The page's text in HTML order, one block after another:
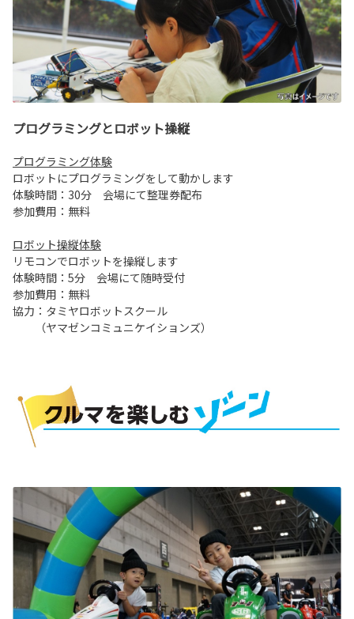
プログラミングとロボット操縦
プログラミング体験
ロボットにプログラミングをして動かします
体験時間：30分 会場にて整理券配布
参加費用：無料
ロボット操縦体験
リモコンでロボットを操縦します
体験時間：5分 会場にて随時受付
参加費用：無料
協力：タミヤロボットスクール
（ヤマゼンコミュニケイションズ）